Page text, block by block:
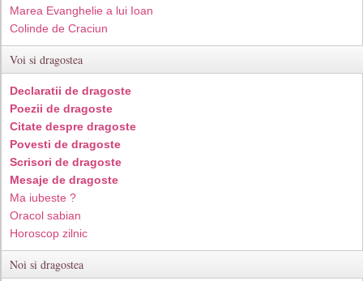
Marea Evanghelie a lui Ioan
Colinde de Craciun
Voi si dragostea
Declaratii de dragoste
Poezii de dragoste
Citate despre dragoste
Povesti de dragoste
Scrisori de dragoste
Mesaje de dragoste
Ma iubeste ?
Oracol sabian
Horoscop zilnic
Noi si dragostea